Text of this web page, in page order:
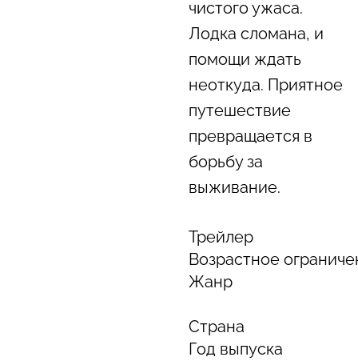
чистого ужаса.
Лодка сломана, и
помощи ждать
неоткуда. Приятное
путешествие
превращается в
борьбу за
выживание.
Трейлер
Возрастное
Жанр
Страна
Год выпуска